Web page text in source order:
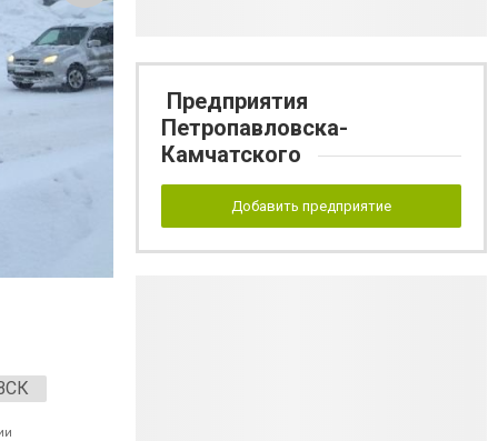
Предприятия
Петропавловска-
Камчатского
Добавить предприятие